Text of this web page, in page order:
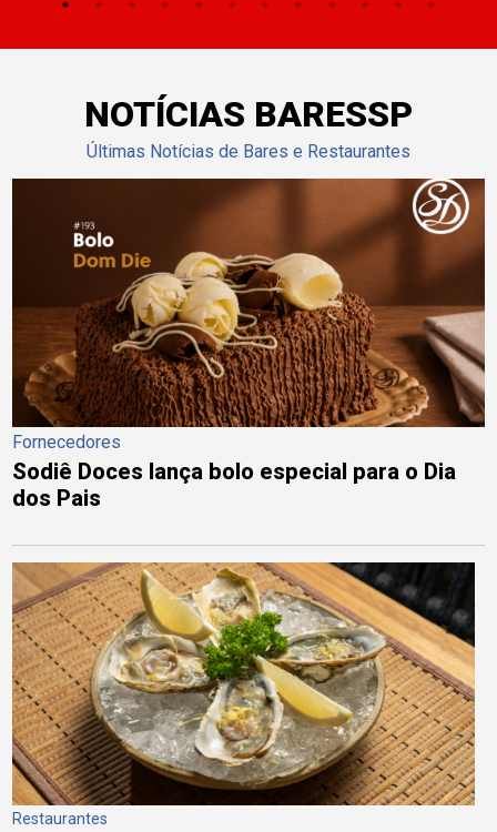
NOTÍCIAS BARESSP
Últimas Notícias de Bares e Restaurantes
Fornecedores
Sodiê Doces lança bolo especial para o Dia
dos Pais
Restaurantes